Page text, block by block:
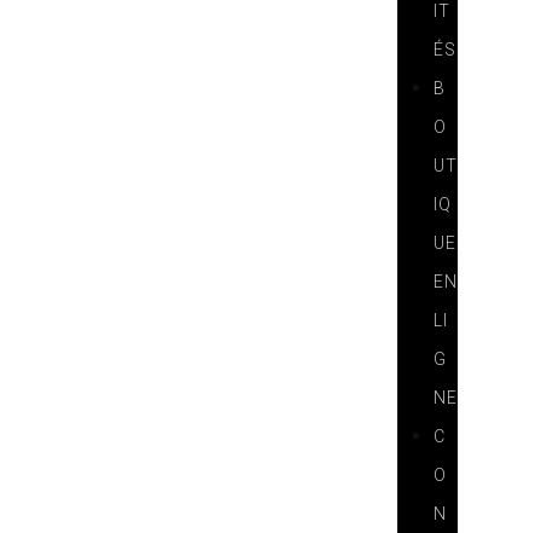
IT
ÉS
B
O
UT
IQ
UE
EN
G
NE
C
O
N